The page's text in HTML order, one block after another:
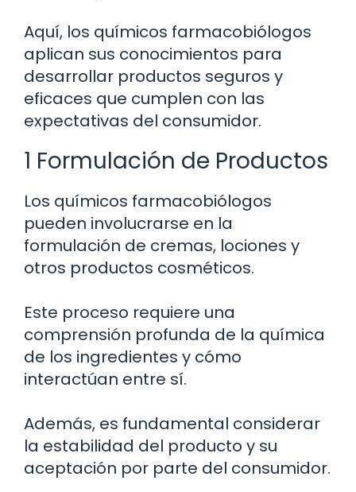
Aquí, los químicos farmacobiólogos
aplican sus conocimientos para
desarrollar productos seguros y
eficaces que cumplen con las
expectativas del consumidor.
1 Formulación de Productos
Los químicos farmacobiólogos
pueden involucrarse en la
formulación de cremas, lociones y
otros productos cosméticos.
Este proceso requiere una
comprensión profunda de la química
de los ingredientes y cómo
interactúan entre sí.
Además, es fundamental considerar
la estabilidad del producto y su
aceptación por parte del consumidor.